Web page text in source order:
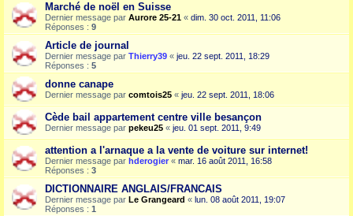
Marché de noël en Suisse
Dernier message par Aurore 25-21 « dim. 30 oct. 2011, 11:06
Réponses : 9
Article de journal
Dernier message par Thierry39 « jeu. 22 sept. 2011, 18:29
Réponses : 5
donne canape
Dernier message par comtois25 « jeu. 22 sept. 2011, 18:06
Cède bail appartement centre ville besançon
Dernier message par pekeu25 « jeu. 01 sept. 2011, 9:49
attention a l'arnaque a la vente de voiture sur internet!
Dernier message par hderogier « mar. 16 août 2011, 16:58
Réponses : 3
DICTIONNAIRE ANGLAIS/FRANCAIS
Dernier message par Le Grangeard « lun. 08 août 2011, 19:07
Réponses : 1